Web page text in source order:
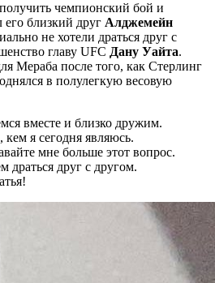
чемпионский бой и
близкий друг Алджемейн
не хотели драться друг с
главу UFC Дану Уайта.
Мераба после того, как Стерлинг
в полулегкую весовую
вместе и близко дружим.
я сегодня являюсь.
мне больше этот вопрос.
драться друг с другом.